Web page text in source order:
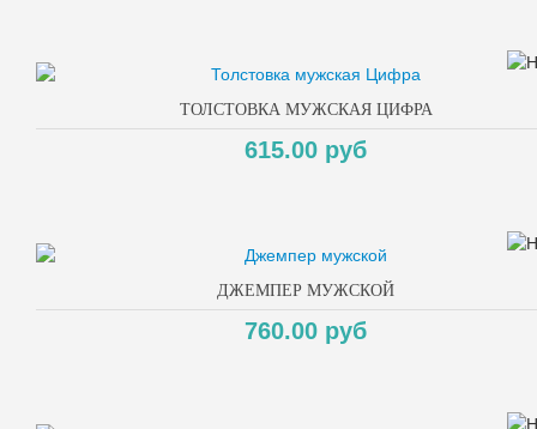
ТОЛСТОВКА МУЖСКАЯ ЦИФРА
615.00 руб
ДЖЕМПЕР МУЖСКОЙ
760.00 руб